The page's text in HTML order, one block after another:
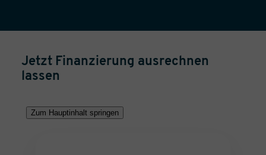
Jetzt Finanzierung ausrechnen
lassen